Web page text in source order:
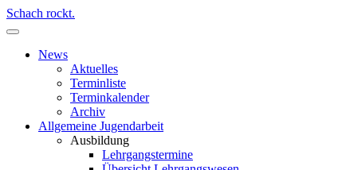
Schach rockt.
News
Aktuelles
Terminliste
Terminkalender
Archiv
Allgemeine Jugendarbeit
Ausbildung
Lehrgangstermine